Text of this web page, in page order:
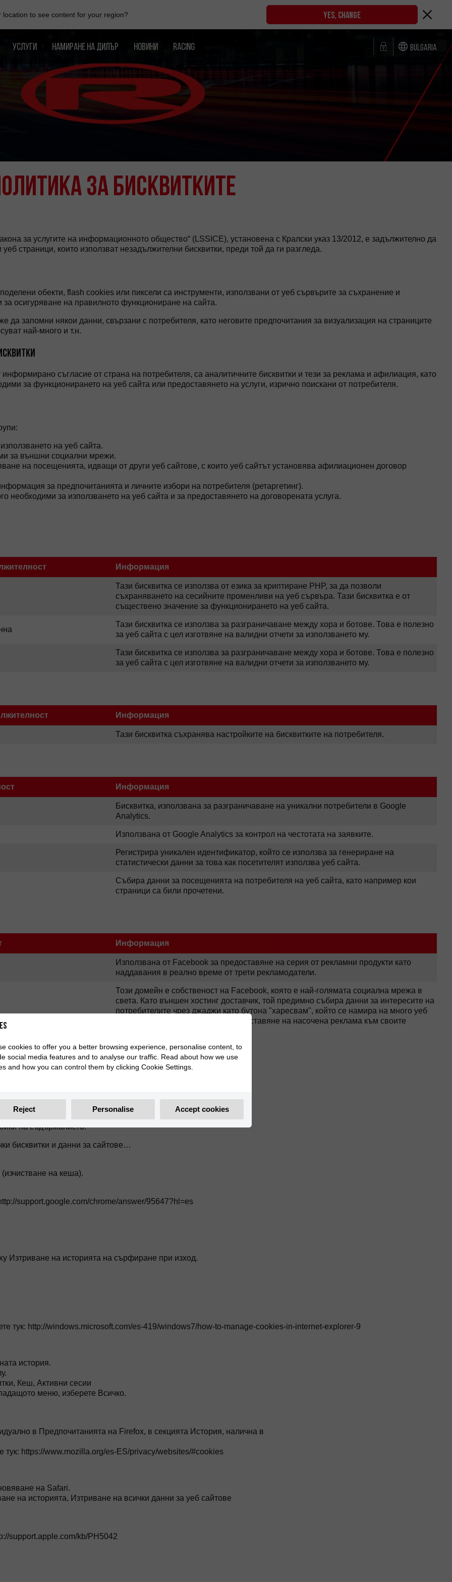
to see content for your region? YES, CHANGE
УСЛУГИ НАМИРАНЕ НА ДИЛЪР НОВИНИ RACING Bulgaria
за бисквитките
за услугите на информационното общество“ (LSSICE), установена с Кралски указ 13/2012, е задължително да
страници, които използват незадължителни бисквитки, преди той да ги разгледа.
обекти, flash cookies или пиксели са инструменти, използвани от уеб сървърите за съхранение и
осигуряване на правилното функциониране на сайта.
да запомни някои данни, свързани с потребителя, като неговите предпочитания за визуализация на страниците
най-много и т.н.
съгласие от страна на потребителя, са аналитичните бисквитки и тези за реклама и афилиация, като
за функционирането на уеб сайта или предоставянето на услуги, изрично поискани от потребителя.
на уеб сайта.
за външни социални мрежи.
на посещенията, идващи от други уеб сайтове, с които уеб сайтът установява афилиационен договор
за предпочитанията и личните избори на потребителя (ретаргетинг).
необходими за използването на уеб сайта и за предоставянето на договорената услуга.
Информация
Тази бисквитка се използва от езика за криптиране PHP, за да позволи
съхраняването на сесийните променливи на уеб сървъра. Тази бисквитка е от
съществено значение за функционирането на уеб сайта.
Тази бисквитка се използва за разграничаване между хора и ботове. Това е полезно
за уеб сайта с цел изготвяне на валидни отчети за използването му.
Тази бисквитка се използва за разграничаване между хора и ботове. Това е полезно
за уеб сайта с цел изготвяне на валидни отчети за използването му.
Информация
Тази бисквитка съхранява настройките на бисквитките на потребителя.
Информация
Бисквитка, използвана за разграничаване на уникални потребители в Google
Analytics.
Използвана от Google Analytics за контрол на честотата на заявките.
Регистрира уникален идентификатор, който се използва за генериране на
статистически данни за това как посетителят използва уеб сайта.
Събира данни за посещенията на потребителя на уеб сайта, като например кои
страници са били прочетени.
Информация
Използвана от Facebook за предоставяне на серия от рекламни продукти като
наддавания в реално време от трети рекламодатели.
Този домейн е собственост на Facebook, която е най-голямата социална мрежа в
света. Като външен хостинг доставчик, той предимно събира данни за интересите на
потребителите чрез джаджи като бутона "харесвам", който се намира на много уеб
сайтове. Това се използва за предоставяне на насочена реклама към своите
И КАК ДА ИЗТРИЕТЕ БИСКВИТКИТЕ ОТ БРАУЗЪРА
на съдържанието.
бисквитки и данни за сайтове…
на кеша).
support.google.com/chrome/answer/95647?hl=es
Изтриване на историята на сърфиране при изход.
тук: http://windows.microsoft.com/es-419/windows7/how-to-manage-cookies-in-internet-explorer-9
история.
Кеш, Активни сесии
меню, изберете Всичко.
в Предпочитанията на Firefox, в секцията История, налична в
https://www.mozilla.org/es-ES/privacy/websites/#cookies
на Safari.
на историята, Изтриване на всички данни за уеб сайтове
support.apple.com/kb/PH5042
cookies to offer you a better browsing experience, personalise content, to
social media features and to analyse our traffic. Read about how we use
and how you can control them by clicking Cookie Settings.
Reject Personalise Accept cookies